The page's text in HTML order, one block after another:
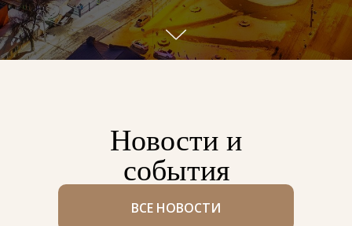
Новости и
события
ВСЕ НОВОСТИ